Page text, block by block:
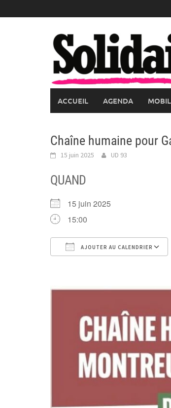
to
ACCUEIL AGENDA
Chaîne humaine pour
15 juin 2025 UD 93
QUAND
15 juin 2025
15:00
AJOUTER AU CALENDRIER